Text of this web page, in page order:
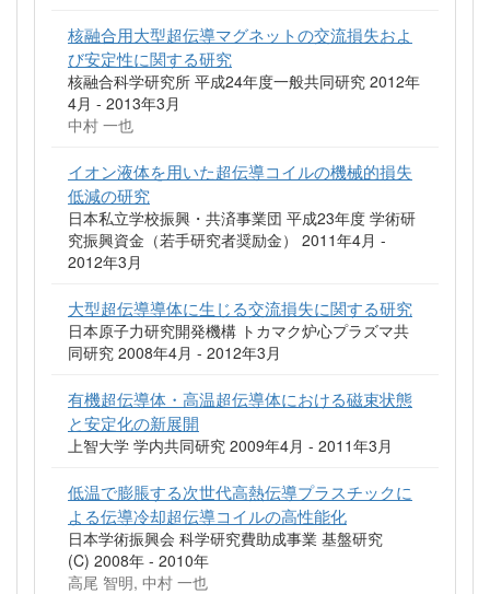
核融合用大型超伝導マグネットの交流損失およ
び安定性に関する研究
核融合科学研究所 平成24年度一般共同研究 2012年
4月 - 2013年3月
中村 一也
イオン液体を用いた超伝導コイルの機械的損失
低減の研究
日本私立学校振興・共済事業団 平成23年度 学術研
究振興資金（若手研究者奨励金） 2011年4月 -
2012年3月
大型超伝導導体に生じる交流損失に関する研究
日本原子力研究開発機構 トカマク炉心プラズマ共
同研究 2008年4月 - 2012年3月
有機超伝導体・高温超伝導体における磁束状態
と安定化の新展開
上智大学 学内共同研究 2009年4月 - 2011年3月
低温で膨脹する次世代高熱伝導プラスチックに
よる伝導冷却超伝導コイルの高性能化
日本学術振興会 科学研究費助成事業 基盤研究
(C) 2008年 - 2010年
高尾 智明, 中村 一也